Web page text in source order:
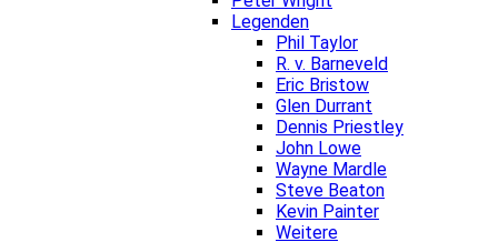
Legenden
Phil Taylor
R. v. Barneveld
Eric Bristow
Glen Durrant
Dennis Priestley
John Lowe
Wayne Mardle
Steve Beaton
Kevin Painter
Weitere